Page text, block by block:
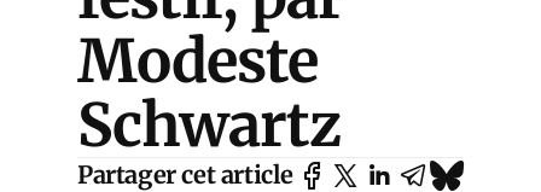
Modeste
Schwartz
Partager cet article